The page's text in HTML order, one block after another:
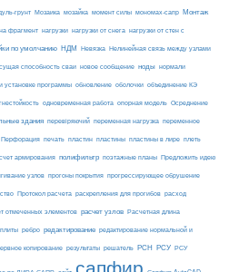
грунт Мозаика мозайка момент силы мономах-сапр Монтаж
фрагмент нагрузки нагрузки от снега нагрузки от стен с
по умолчанию НДМ Невязка Нелинейная связь между узлами
способность сваи новое сообщение ноды нормали
установке программы обновление оболочки объединение КЭ
одновременная работа опорная модель Осреднение
здания перевіряючий переменная нагрузка переменное
Перфорация печать пластин пластины пластины в лире плеть
армирования полифильтр поэтажные планы Предложить идею
узлов прогоны покрытия прогрессирующее обрушение
Протокол расчета раскрепления для прогибов расход
отмеченных элементов расчет узлов Расчетная длина
ребро редактирование редактирование нормальной и
копирование результаты решатель РСН РСУ РСУ